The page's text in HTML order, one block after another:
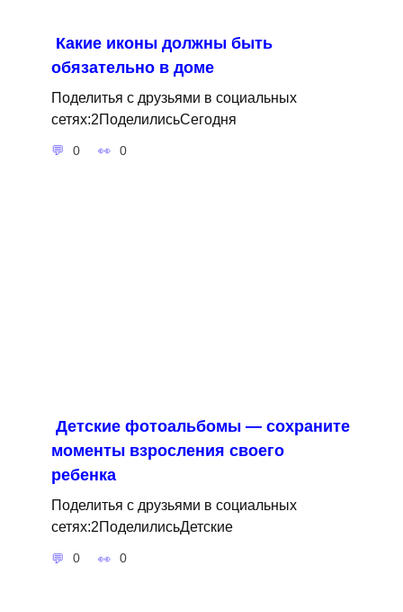
Какие иконы должны быть
обязательно в доме
Поделитья с друзьями в социальных
сетях:2ПоделилисьСегодня
0 0
Детские фотоальбомы — сохраните
моменты взросления своего
ребенка
Поделитья с друзьями в социальных
сетях:2ПоделилисьДетские
0 0